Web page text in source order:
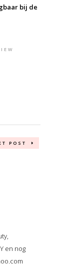
bij de
POST
en nog